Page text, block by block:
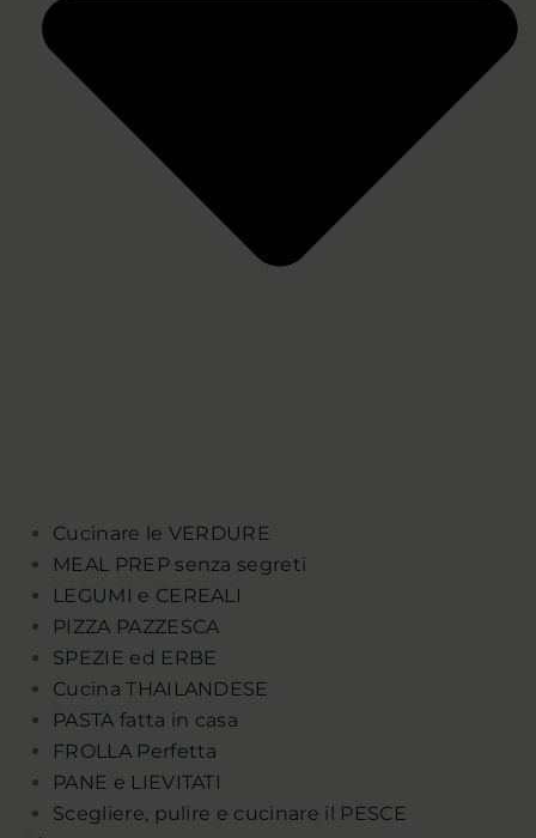
Cucinare le VERDURE
MEAL PREP senza segreti
LEGUMI e CEREALI
PIZZA PAZZESCA
SPEZIE ed ERBE
Cucina THAILANDESE
PASTA fatta in casa
FROLLA Perfetta
PANE e LIEVITATI
Scegliere, pulire e cucinare il PESCE